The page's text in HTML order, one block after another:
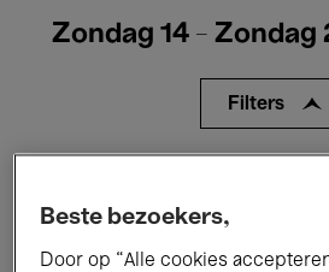
Zondag 14 - Zondag
Filters
Beste bezoekers,
Door op “Alle cookies